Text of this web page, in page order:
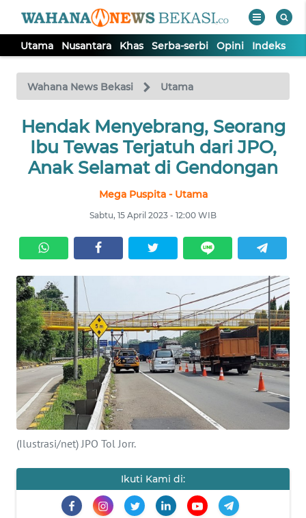
Utama Nusantara Khas Serba-serbi Opini Indeks
Wahana News Bekasi Utama
Hendak Menyebrang, Seorang
Ibu Tewas Terjatuh dari JPO,
Anak Selamat di Gendongan
Mega Puspita - Utama
Sabtu, 15 April 2023 - 12:00 WIB
(Ilustrasi/net) JPO Tol Jorr.
Ikuti Kami di:
TV
Tutup
UTAMA
NUSANTARA
SERBA-
SERBI
OPINI
Informasi
INDEKS
BERITA
KONTAK
KAMI